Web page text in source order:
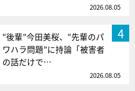
2026.08.05
4
“後輩”今田美桜、“先輩のパ
ワハラ問題”に持論「被害者
の話だけで…
2026.08.05